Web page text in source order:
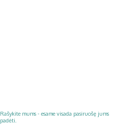
Rašykite mums - esame visada pasiruošę jums
padėti.